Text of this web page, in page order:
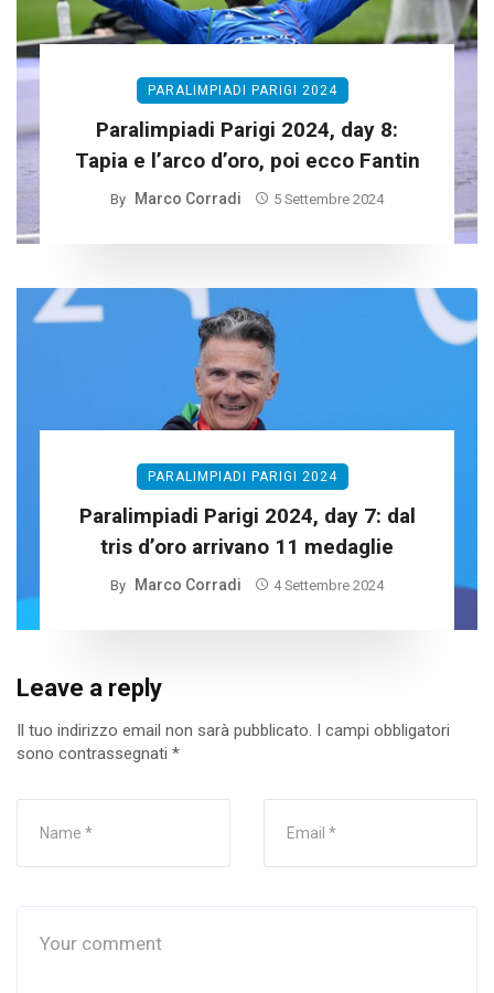
PARALIMPIADI PARIGI 2024
Paralimpiadi Parigi 2024, day 8:
Tapia e l’arco d’oro, poi ecco Fantin
By Marco Corradi 5 Settembre 2024
PARALIMPIADI PARIGI 2024
Paralimpiadi Parigi 2024, day 7: dal
tris d’oro arrivano 11 medaglie
By Marco Corradi 4 Settembre 2024
Leave a reply
Il tuo indirizzo email non sarà pubblicato. I campi obbligatori
sono contrassegnati *